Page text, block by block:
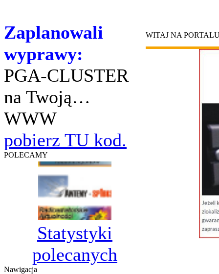
Zaplanowali
wyprawy:
PGA-CLUSTER
na Twoją…
WWW
pobierz TU kod.
POLECAMY
Statystyki
polecanych
Nawigacja
WITAJ NA